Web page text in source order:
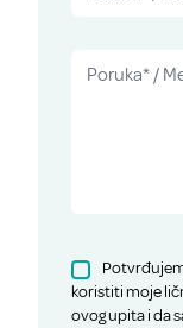
koristiti moje
ovog upita i da